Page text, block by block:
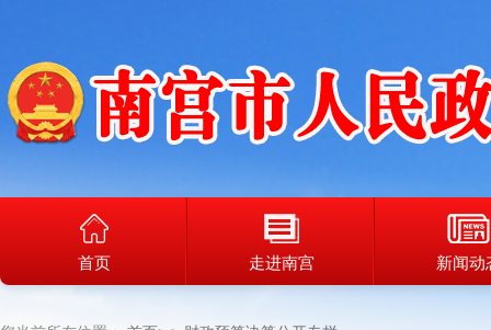
首页 走进南宫 新闻动